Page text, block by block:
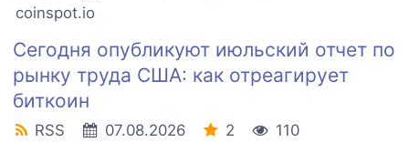
coinspot.io
Сегодня опубликуют июльский отчет по
рынку труда США: как отреагирует
биткоин
RSS 07.08.2026 2
110